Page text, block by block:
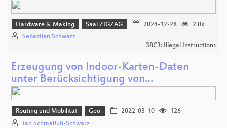
Hardware & Making Saal ZIGZAG 2024-12-28
2.0k
Sebastian Schwarz
38C3: Illegal Instructions
Erzeugung von Indoor-Karten-Daten
unter Berücksichtigung von…
Routing und Mobilität Geo 2022-03-10
126
Jan Schmalfuß-Schwarz